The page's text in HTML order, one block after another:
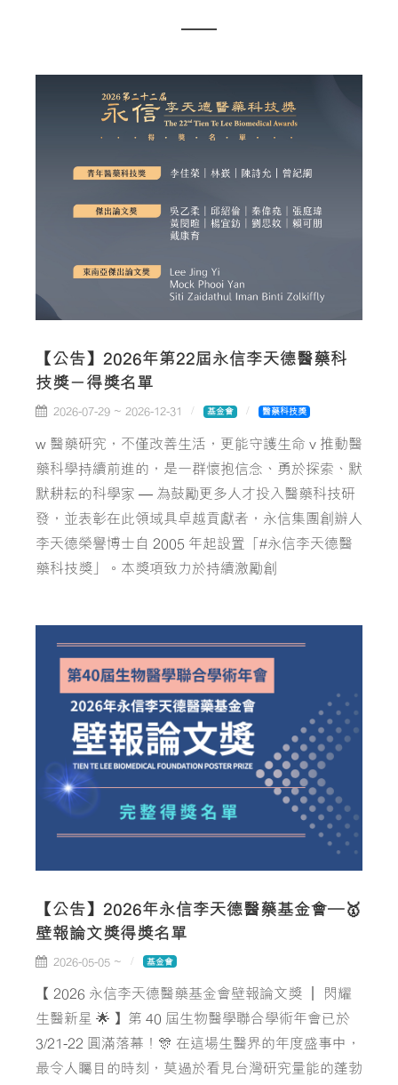
【公告】2026年第22屆永信李天德醫藥科
技獎－得獎名單
2026-07-29 ~ 2026-12-31 基金會 醫藥科技獎
w 醫藥研究，不僅改善生活，更能守護生命 v 推動醫
藥科學持續前進的，是一群懷抱信念、勇於探索、默
默耕耘的科學家 ― 為鼓勵更多人才投入醫藥科技研
發，並表彰在此領域具卓越貢獻者，永信集團創辦人
李天德榮譽博士自 2005 年起設置「#永信李天德醫
藥科技獎」。本獎項致力於持續激勵創
【公告】2026年永信李天德醫藥基金會—🥇
壁報論文獎得獎名單
2026-05-05 ~ 基金會
【 2026 永信李天德醫藥基金會壁報論文獎 ｜ 閃耀
生醫新星 🌟 】第 40 屆生物醫學聯合學術年會已於
3/21-22 圓滿落幕！🎊 在這場生醫界的年度盛事中，
最令人矚目的時刻，莫過於看見台灣研究量能的蓬勃